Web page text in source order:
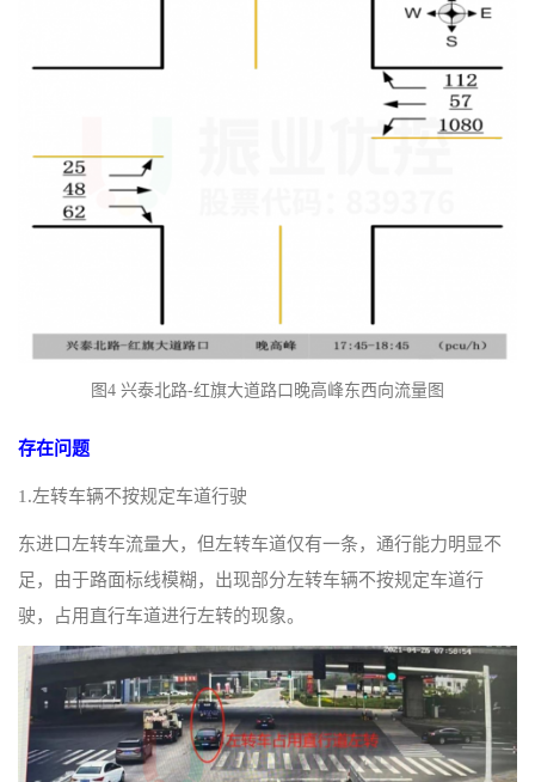
图4 兴泰北路-红旗大道路口晚高峰东西向流量图
存在问题
1.左转车辆不按规定车道行驶
东进口左转车流量大，但左转车道仅有一条，通行能力明显不
足，由于路面标线模糊，出现部分左转车辆不按规定车道行
驶，占用直行车道进行左转的现象。